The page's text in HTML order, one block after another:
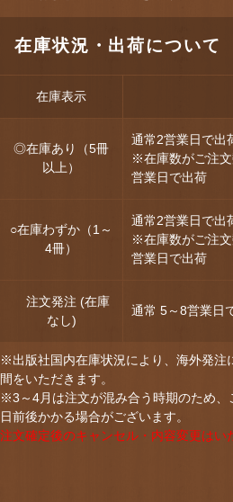
在庫状況・出荷について
在庫表示
◎在庫あり（5冊
以上）
通常2営業日で出
※在庫数がご注
営業日で出荷
○在庫わずか（1～
4冊）
通常2営業日で出
※在庫数がご注
営業日で出荷
注文発注 (在庫
なし)
通常 5～8営業日
※出版社国内在庫状況により、海外発注
間をいただきます。
※3～4月は注文が混み合う時期のため
日前後かかる場合がございます。
注文確定後のキャンセル・内容変更はい